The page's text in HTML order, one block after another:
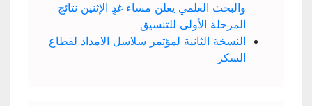
والبحث العلمي يعلن مساء غدٍ الإثنين نتائج
المرحلة الأولى للتنسيق
النسخة الثانية لمؤتمر سلاسل الامداد لقطاع
السكر